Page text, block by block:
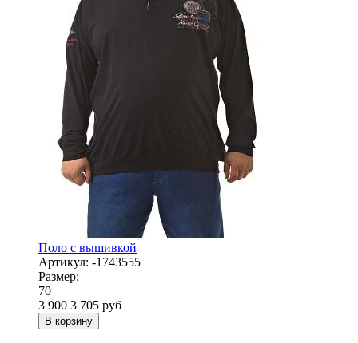
Поло с вышивкой
Артикул: -1743555
Размер:
70
3 900 3 705 руб
В корзину